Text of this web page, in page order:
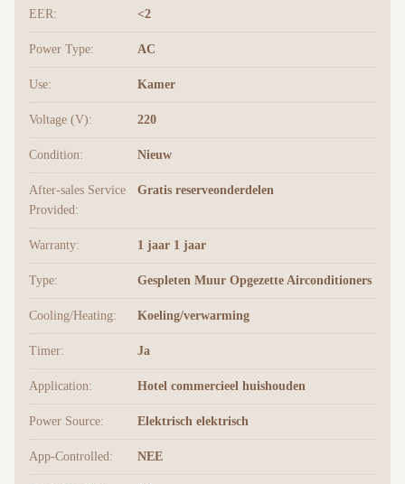
EER: <2
Power Type: AC
Use: Kamer
Voltage (V): 220
Condition: Nieuw
After-sales Service
Provided:
Gratis reserveonderdelen
Warranty: 1 jaar 1 jaar
Type: Gespleten Muur Opgezette Airconditioners
Cooling/Heating: Koeling/verwarming
Timer: Ja
Application: Hotel commercieel huishouden
Power Source: Elektrisch elektrisch
App-Controlled: NEE